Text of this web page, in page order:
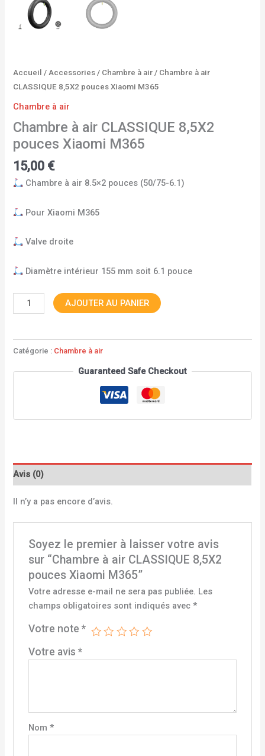
Accueil /Accessories / Chambre à air / Chambre à air
CLASSIQUE 8,5X2 pouces Xiaomi M365
Chambre à air
Chambre à air CLASSIQUE 8,5X2
pouces Xiaomi M365
15,00 €
Chambre à air 8.5×2 pouces (50/75-6.1)
Pour Xiaomi M365
Valve droite
Diamètre intérieur 155 mm soit 6.1 pouce
AJOUTER AU PANIER
Catégorie : Chambre à air
Guaranteed Safe Checkout
Avis (0)
Il n’y a pas encore d’avis.
Soyez le premier à laisser votre avis
sur “Chambre à air CLASSIQUE 8,5X2
pouces Xiaomi M365”
Votre adresse e-mail ne sera pas publiée. Les
champs obligatoires sont indiqués avec *
Votre note *
Votre avis *
Nom *